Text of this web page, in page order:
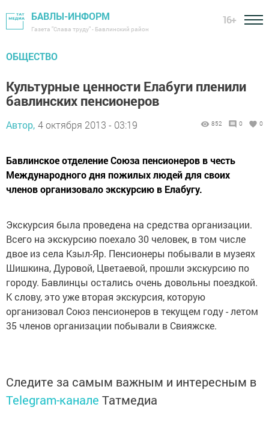
БАВЛЫ-ИНФОРМ
Газета "Слава труду" - Бавлинский район
16+
ОБЩЕСТВО
Культурные ценности Елабуги пленили
бавлинских пенсионеров
Автор, 4 октября 2013 - 03:19 852 0 0
Бавлинское отделение Союза пенсионеров в честь
Международного дня пожилых людей для своих
членов организовало экскурсию в Елабугу.
Экскурсия была проведена на средства организации.
Всего на экскурсию поехало 30 человек, в том числе
двое из села Кзыл-Яр. Пенсионеры побывали в музеях
Шишкина, Дуровой, Цветаевой, прошли экскурсию по
городу. Бавлинцы остались очень довольны поездкой.
К слову, это уже вторая экскурсия, которую
организовал Союз пенсионеров в текущем году - летом
35 членов организации побывали в Свияжске.
Следите за самым важным и интересным в
Telegram-канале Татмедиа